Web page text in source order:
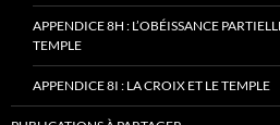
APPENDICE 8H : L’OBÉISSANCE
TEMPLE
APPENDICE 8I : LA CROIX ET LE TEMPLE